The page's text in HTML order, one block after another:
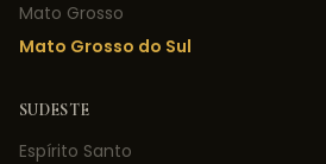
Mato Grosso
Mato Grosso do Sul
SUDESTE
Espírito Santo